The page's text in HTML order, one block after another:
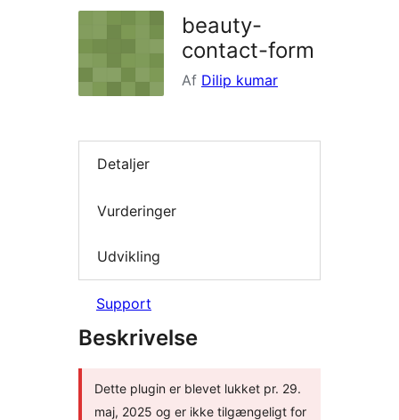
beauty-
contact-form
Af Dilip kumar
Detaljer
Vurderinger
Udvikling
Support
Beskrivelse
Dette plugin er blevet lukket pr. 29.
maj, 2025 og er ikke tilgængeligt for